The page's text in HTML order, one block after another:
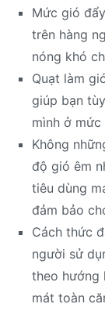
Mức gió
trên hàng
nóng khó
Quạt làm
giúp bạn
mình ở mức
Không
độ gió êm
tiêu dùng
đảm bảo
Cách thức
người sử
theo hướng
mát toàn